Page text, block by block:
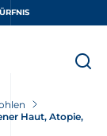
Haut, Atopie,